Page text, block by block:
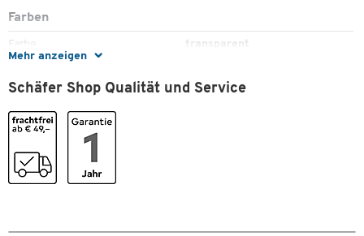
Mehr anzeigen
Farben
Farbe transparent
Maße
Breite [mm]
Schäfer Shop Qualität und Service